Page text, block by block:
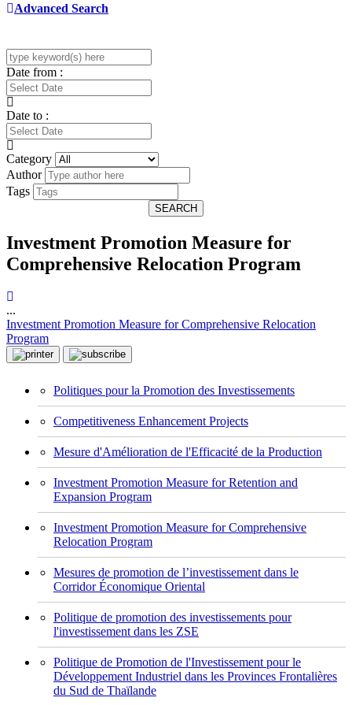
Advanced Search
Date from :
Date to :
Category
Author
Tags
SEARCH
Investment Promotion Measure for
Comprehensive Relocation Program
...
Investment Promotion Measure for Comprehensive Relocation
Program
Politiques pour la Promotion des Investissements
Competitiveness Enhancement Projects
Mesure d'Amélioration de l'Efficacité de la Production
Investment Promotion Measure for Retention and
Expansion Program
Investment Promotion Measure for Comprehensive
Relocation Program
Mesures de promotion de l’investissement dans le
Corridor Économique Oriental
Politique de promotion des investissements pour
l'investissement dans les ZSE
Politique de Promotion de l'Investissement pour le
Développement Industriel dans les Provinces Frontalières
du Sud de Thaïlande